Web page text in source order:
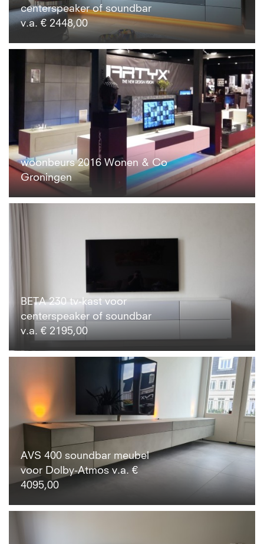
centerspeaker of soundbar
v.a. € 2448,00
woonbeurs 2016 Wonen & Co
Groningen
BETA 230 tv-kast voor
centerspeaker of soundbar
v.a. € 2195,00
AVS 400 soundbar meubel
voor Dolby-Atmos v.a. €
4095,00